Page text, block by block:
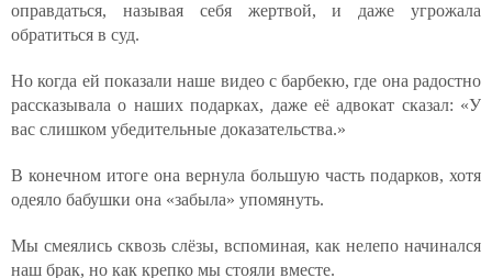
оправдаться, называя себя жертвой, и даже угрожала
обратиться в суд.
Но когда ей показали наше видео с барбекю, где она радостно
рассказывала о наших подарках, даже её адвокат сказал: «У
вас слишком убедительные доказательства.»
В конечном итоге она вернула большую часть подарков, хотя
одеяло бабушки она «забыла» упомянуть.
Мы смеялись сквозь слёзы, вспоминая, как нелепо начинался
наш брак, но как крепко мы стояли вместе.